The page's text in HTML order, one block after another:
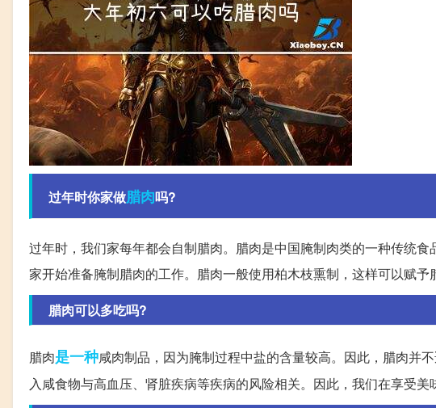
过年时你家做腊肉吗?
过年时，我们家每年都会自制腊肉。腊肉是中国腌制肉类的一种传统
家开始准备腌制腊肉的工作。腊肉一般使用柏木枝熏制，这样可以赋予
腊肉可以多吃吗?
腊肉是一种咸肉制品，因为腌制过程中盐的含量较高。因此，腊肉并
入咸食物与高血压、肾脏疾病等疾病的风险相关。因此，我们在享受美